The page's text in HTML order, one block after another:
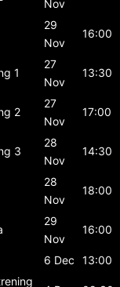
Nov
29
Nov
16:00
1
27
Nov
13:30
2
27
Nov
17:00
3
28
Nov
14:30
28
Nov
18:00
29
Nov
16:00
6 Dec
13:00